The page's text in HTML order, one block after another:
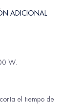
ADICIONAL
W.
el tiempo de